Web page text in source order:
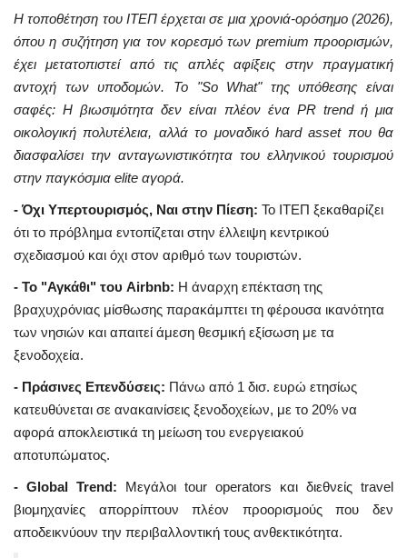
Η τοποθέτηση του ΙΤΕΠ έρχεται σε μια χρονιά-ορόσημο (2026),
όπου η συζήτηση για τον κορεσμό των premium προορισμών,
έχει μετατοπιστεί από τις απλές αφίξεις στην πραγματική
αντοχή των υποδομών. Το "So What" της υπόθεσης είναι
σαφές: Η βιωσιμότητα δεν είναι πλέον ένα PR trend ή μια
οικολογική πολυτέλεια, αλλά το μοναδικό hard asset που θα
διασφαλίσει την ανταγωνιστικότητα του ελληνικού τουρισμού
στην παγκόσμια elite αγορά.
- Όχι Υπερτουρισμός, Ναι στην Πίεση: Το ΙΤΕΠ ξεκαθαρίζει
ότι το πρόβλημα εντοπίζεται στην έλλειψη κεντρικού
σχεδιασμού και όχι στον αριθμό των τουριστών.
- Το "Αγκάθι" του Airbnb: Η άναρχη επέκταση της
βραχυχρόνιας μίσθωσης παρακάμπτει τη φέρουσα ικανότητα
των νησιών και απαιτεί άμεση θεσμική εξίσωση με τα
ξενοδοχεία.
- Πράσινες Επενδύσεις: Πάνω από 1 δισ. ευρώ ετησίως
κατευθύνεται σε ανακαινίσεις ξενοδοχείων, με το 20% να
αφορά αποκλειστικά τη μείωση του ενεργειακού
αποτυπώματος.
- Global Trend: Μεγάλοι tour operators και διεθνείς travel
βιομηχανίες απορρίπτουν πλέον προορισμούς που δεν
αποδεικνύουν την περιβαλλοντική τους ανθεκτικότητα.